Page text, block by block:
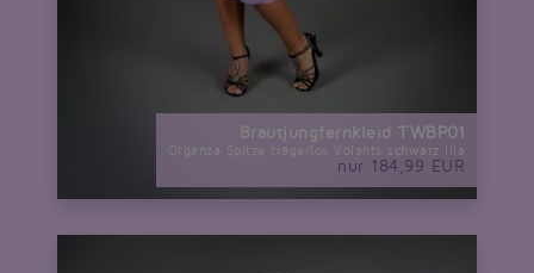
Brautjungfernkleid TWBP01
Organza Spitze trägerlos Volants schwarz lila
nur 184,99 EUR